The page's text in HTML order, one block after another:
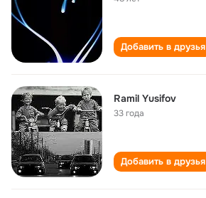
Добавить в друзья
Ramil Yusifov
33 года
Добавить в друзья